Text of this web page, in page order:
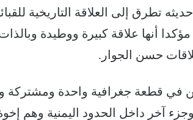
تطرق إلى العلاقة التاريخية
مؤكدا أنها علاقة كبيرة ووطيدة
حسن الجوار.
في قطعة جغرافية واحدة ومشتركة
آخر داخل الحدود اليمنية وهم